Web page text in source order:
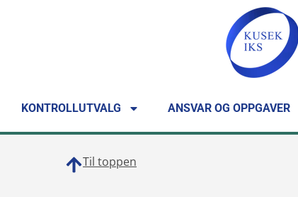
KONTROLLUTVALG ANSVAR OG OPPGAVER
Til toppen